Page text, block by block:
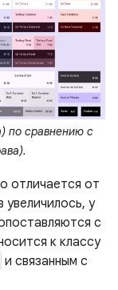
по сравнению с
отличается от
у
с
к классу
и связанным с